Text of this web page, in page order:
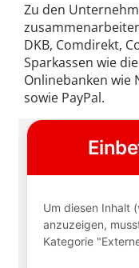
Zu den
DKB, Comdirekt,
Sparkassen wie
Onlinebanken wie
sowie PayPal.